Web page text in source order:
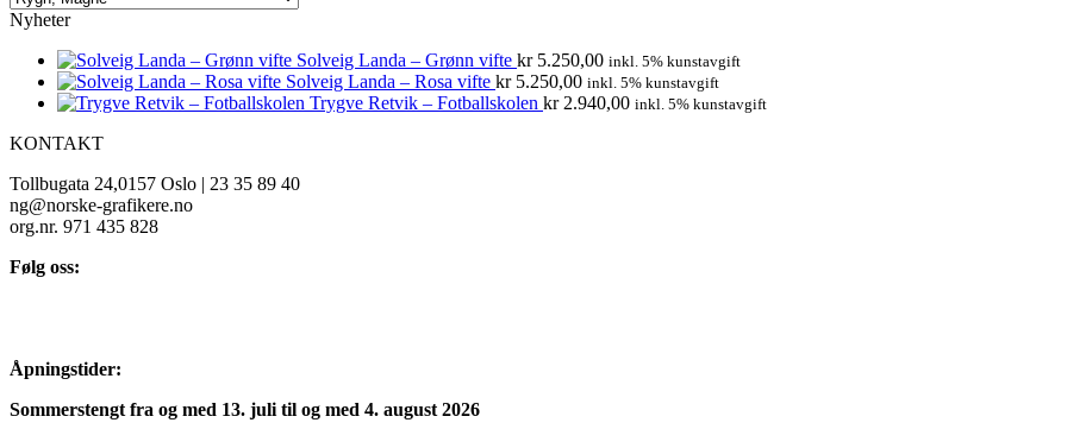
Nyheter
Solveig Landa – Grønn vifte kr5.250,00 inkl. 5% kunstavgift
Solveig Landa – Rosa vifte kr5.250,00 inkl. 5% kunstavgift
Trygve Retvik – Fotballskolen kr2.940,00 inkl. 5% kunstavgift
KONTAKT
Tollbugata 24,0157 Oslo | 23 35 89 40
ng@norske-grafikere.no
org.nr. 971 435 828
Følg oss:
Åpningstider:
Sommerstengt fra og med 13. juli til og med 4. august 2026